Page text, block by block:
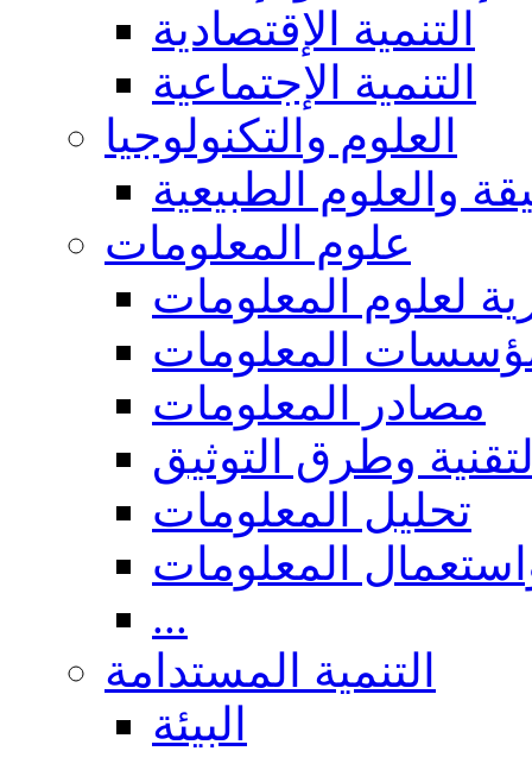
التنمية الإقتصادية
التنمية الإجتماعية
العلوم والتكنولوجيا
والعلوم الطبيعية
علوم المعلومات
لعلوم المعلومات
المعلومات
مصادر المعلومات
وطرق التوثيق
تحليل المعلومات
المعلومات
...
التنمية المستدامة
البيئة